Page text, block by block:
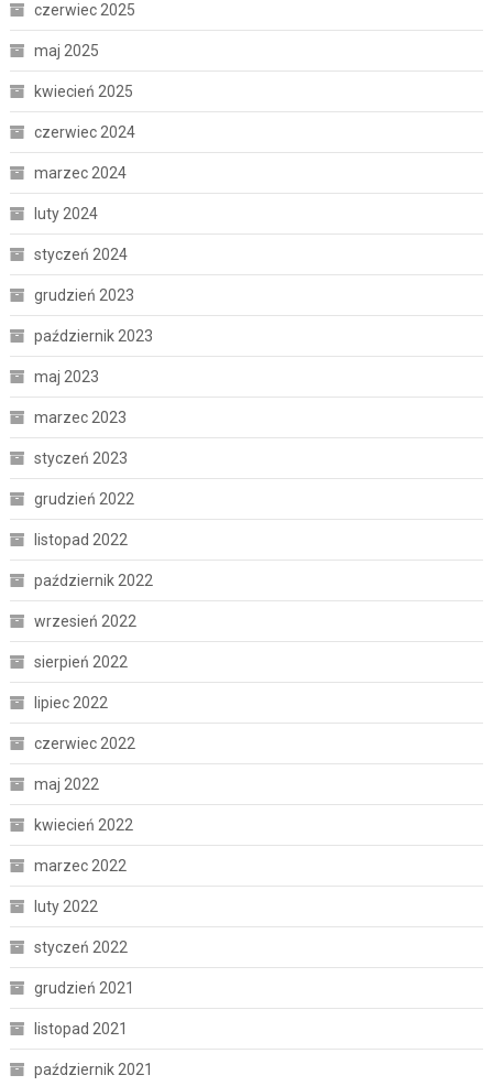
czerwiec 2025
maj 2025
kwiecień 2025
czerwiec 2024
marzec 2024
luty 2024
styczeń 2024
grudzień 2023
październik 2023
maj 2023
marzec 2023
styczeń 2023
grudzień 2022
listopad 2022
październik 2022
wrzesień 2022
sierpień 2022
lipiec 2022
czerwiec 2022
maj 2022
kwiecień 2022
marzec 2022
luty 2022
styczeń 2022
grudzień 2021
listopad 2021
październik 2021